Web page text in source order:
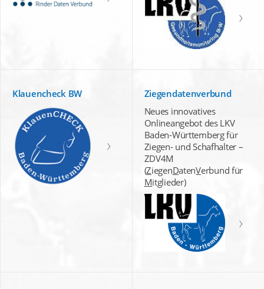
Klauencheck BW
Ziegendatenverbund
Neues innovatives
Onlineangebot des LKV
Baden-Württemberg für
Ziegen- und Schafhalter –
ZDV4M
(ZiegenDatenVerbund für
Mitglieder)